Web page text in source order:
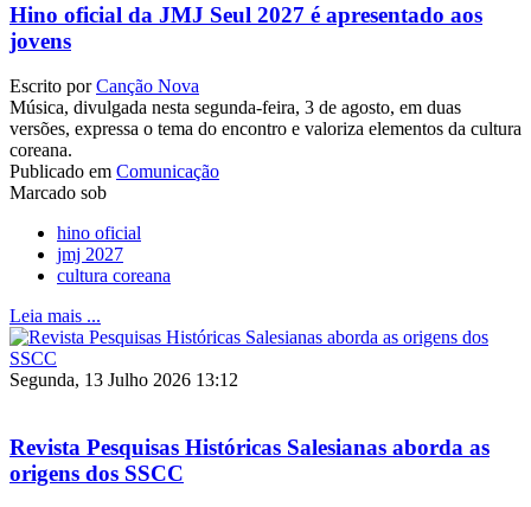
Hino oficial da JMJ Seul 2027 é apresentado aos
jovens
Escrito porCanção Nova
Música, divulgada nesta segunda-feira, 3 de agosto, em duas
versões, expressa o tema do encontro e valoriza elementos da cultura
coreana.
Publicado em Comunicação
Marcado sob
hino oficial
jmj 2027
cultura coreana
Leia mais ...
Segunda, 13 Julho 2026 13:12
Revista Pesquisas Históricas Salesianas aborda as
origens dos SSCC